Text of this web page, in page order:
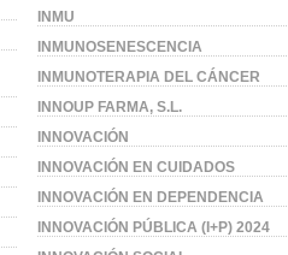
INMU
INMUNOSENESCENCIA
INMUNOTERAPIA DEL CÁNCER
INNOUP FARMA, S.L.
INNOVACIÓN
INNOVACIÓN EN CUIDADOS
INNOVACIÓN EN DEPENDENCIA
INNOVACIÓN PÚBLICA (I+P) 2024